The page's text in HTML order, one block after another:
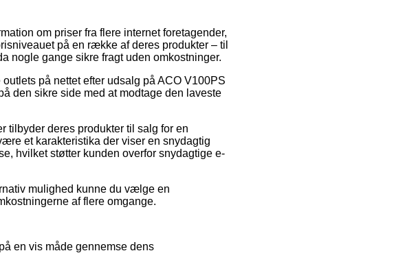
om priser fra flere internet foretagender,
på en række af deres produkter – til
nogle gange sikre fragt uden omkostninger.
på nettet efter udsalg på ACO V100PS
den sikre side med at modtage den laveste
tilbyder deres produkter til salg for en
et karakteristika der viser en snydagtig
hvilket støtter kunden overfor snydagtige e-
mulighed kunne du vælge en
af flere omgange.
en vis måde gennemse dens